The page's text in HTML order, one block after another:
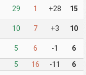
29 1 +28 15
10 7 +3 10
5 6 -1 6
5 16 -11 6